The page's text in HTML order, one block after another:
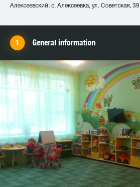
Алексеевский, с. Алексеевка, ул. Советская, 39
General information